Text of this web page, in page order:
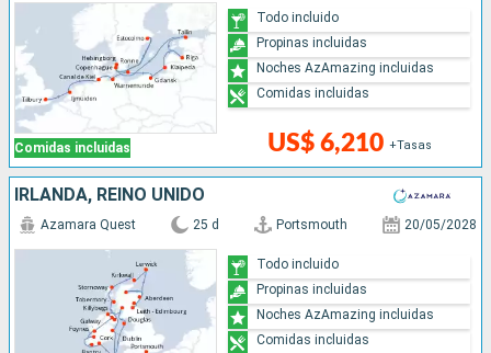
Comidas incluidas US$ 6,210 +Tasas
Todo incluido
Propinas incluidas
Noches AzAmazing incluidas
Comidas incluidas
IRLANDA, REINO UNIDO
Azamara Quest 25 d Portsmouth 20/05/2028
Todo incluido
Propinas incluidas
Noches AzAmazing incluidas
Comidas incluidas